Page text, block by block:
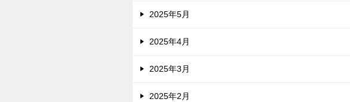
2025年5月
2025年4月
2025年3月
2025年2月